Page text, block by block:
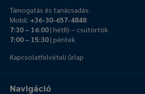
Navigáció
Támogatás és tanácsadás:
Mobil: +36-30-657-4848
7:30 – 16:00| hétfő – csütörtök
7:00 – 15:30| péntek
Kapcsolatfelvételi űrlap